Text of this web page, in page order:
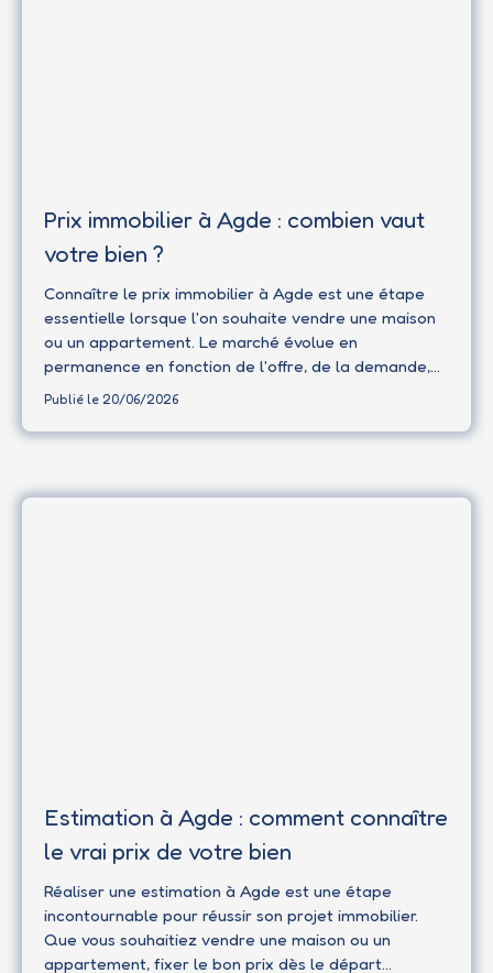
Prix immobilier à Agde : combien vaut
votre bien ?
Connaître le prix immobilier à Agde est une étape
essentielle lorsque l'on souhaite vendre une maison
ou un appartement. Le marché évolue en
permanence en fonction de l'offre, de la demande,
de l'emplacement et des caractéristiques propres à
vendre dans de bonnes conditions tout en
combien vaut réellement votre bien aujourd'hui ?
Publié le 20/06/2026
Estimation à Agde : comment connaître
le vrai prix de votre bien
Réaliser une estimation à Agde est une étape
incontournable pour réussir son projet immobilier.
Que vous souhaitiez vendre une maison ou un
appartement, fixer le bon prix dès le départ